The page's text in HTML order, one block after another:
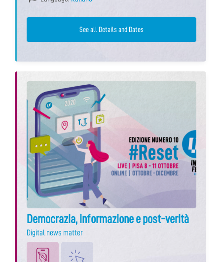
See all Details and Dates
Democrazia, informazione e post-verità
Digital news matter